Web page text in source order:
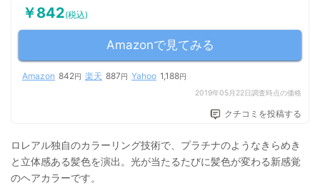
￥842(税込)
Amazonで見てみる
Amazon 842円 楽天 887円 Yahoo 1,188円
2019年05月22日調査時点の価格
クチコミを投稿する
ロレアル独自のカラーリング技術で、プラチナのようなきらめき
と立体感ある髪色を演出。光が当たるたびに髪色が変わる新感覚
のヘアカラーです。